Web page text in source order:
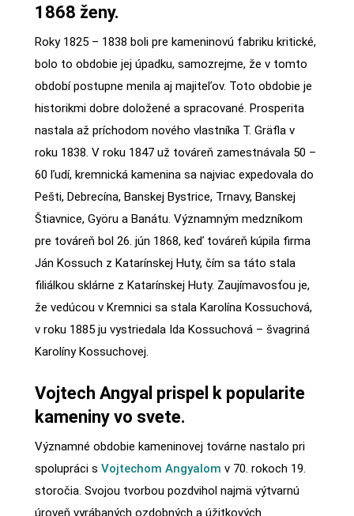
1868 ženy.
Roky 1825 – 1838 boli pre kameninovú fabriku kritické,
bolo to obdobie jej úpadku, samozrejme, že v tomto
období postupne menila aj majiteľov. Toto obdobie je
historikmi dobre doložené a spracované. Prosperita
nastala až príchodom nového vlastníka T. Gräfla v
roku 1838. V roku 1847 už továreň zamestnávala 50 –
60 ľudí, kremnická kamenina sa najviac expedovala do
Pešti, Debrecína, Banskej Bystrice, Trnavy, Banskej
Štiavnice, Györu a Banátu. Významným medzníkom
pre továreň bol 26. jún 1868, keď továreň kúpila firma
Ján Kossuch z Katarínskej Huty, čím sa táto stala
filiálkou sklárne z Katarínskej Huty. Zaujímavosťou je,
že vedúcou v Kremnici sa stala Karolína Kossuchová,
v roku 1885 ju vystriedala Ida Kossuchová – švagriná
Karolíny Kossuchovej.
Vojtech Angyal prispel k popularite
kameniny vo svete.
Významné obdobie kameninovej továrne nastalo pri
spolupráci s Vojtechom Angyalom v 70. rokoch 19.
storočia. Svojou tvorbou pozdvihol najmä výtvarnú
úroveň vyrábaných ozdobných a úžitkových